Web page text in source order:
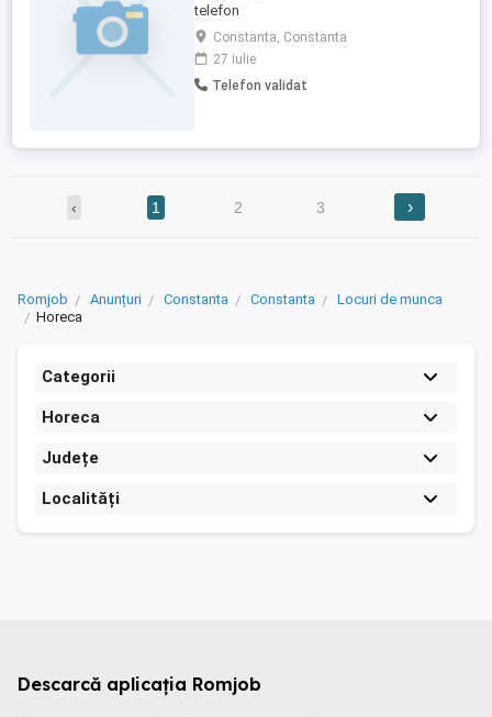
telefon
Constanta, Constanta
27 iulie
Telefon validat
‹ 1 2 3 ›
Romjob Anunțuri Constanta Constanta
Locuri de munca
Horeca
Categorii
Horeca
Județe
Localități
Descarcă aplicația Romjob